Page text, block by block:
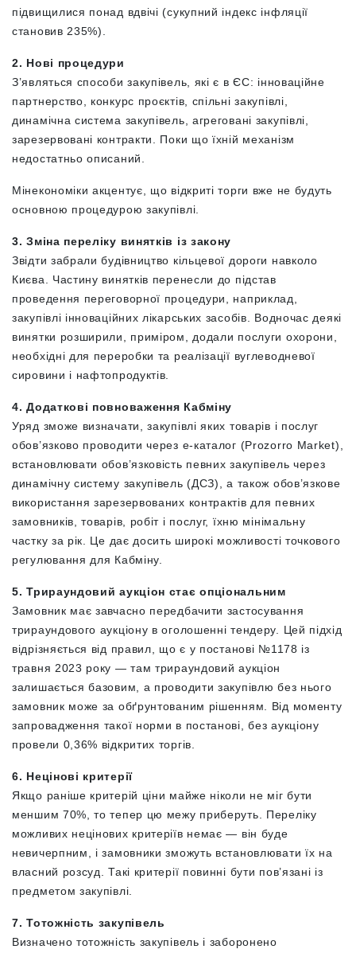
підвищилися понад вдвічі (сукупний індекс інфляції
становив 235%).
2. Нові процедури
З’являться способи закупівель, які є в ЄС: інноваційне
партнерство, конкурс проєктів, спільні закупівлі,
динамічна система закупівель, агреговані закупівлі,
зарезервовані контракти. Поки що їхній механізм
недостатньо описаний.
Мінекономіки акцентує, що відкриті торги вже не будуть
основною процедурою закупівлі.
3. Зміна переліку винятків із закону
Звідти забрали будівництво кільцевої дороги навколо
Києва. Частину винятків перенесли до підстав
проведення переговорної процедури, наприклад,
закупівлі інноваційних лікарських засобів. Водночас деякі
винятки розширили, приміром, додали послуги охорони,
необхідні для переробки та реалізації вуглеводневої
сировини і нафтопродуктів.
4. Додаткові повноваження Кабміну
Уряд зможе визначати, закупівлі яких товарів і послуг
обов’язково проводити через е-каталог (Prozorro Market),
встановлювати обов’язковість певних закупівель через
динамічну систему закупівель (ДСЗ), а також обов’язкове
використання зарезервованих контрактів для певних
замовників, товарів, робіт і послуг, їхню мінімальну
частку за рік. Це дає досить широкі можливості точкового
регулювання для Кабміну.
5. Трираундовий аукціон стає опціональним
Замовник має завчасно передбачити застосування
трираундового аукціону в оголошенні тендеру. Цей підхід
відрізняється від правил, що є у постанові №1178 із
травня 2023 року — там трираундовий аукціон
залишається базовим, а проводити закупівлю без нього
замовник може за обґрунтованим рішенням. Від моменту
запровадження такої норми в постанові, без аукціону
провели 0,36% відкритих торгів.
6. Нецінові критерії
Якщо раніше критерій ціни майже ніколи не міг бути
меншим 70%, то тепер цю межу приберуть. Переліку
можливих нецінових критеріїв немає — він буде
невичерпним, і замовники зможуть встановлювати їх на
власний розсуд. Такі критерії повинні бути пов’язані із
предметом закупівлі.
7. Тотожність закупівель
Визначено тотожність закупівель і заборонено